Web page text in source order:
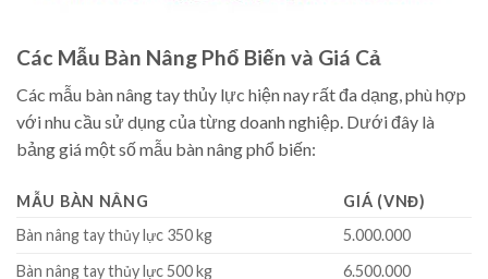
Các Mẫu Bàn Nâng Phổ Biến và Giá Cả
Các mẫu bàn nâng tay thủy lực hiện nay rất đa dạng, phù hợp
với nhu cầu sử dụng của từng doanh nghiệp. Dưới đây là
bảng giá một số mẫu bàn nâng phổ biến:
MẪU BÀN NÂNG
GIÁ (VNĐ)
Bàn nâng tay thủy lực 350 kg
5.000.000
Bàn nâng tay thủy lực 500 kg
6.500.000